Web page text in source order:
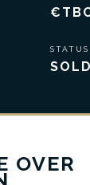
SOLD
OVER